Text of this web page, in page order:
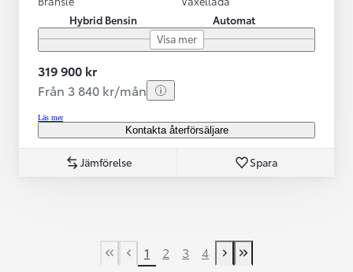
Hybrid Bensin
Automat
Visa mer
319 900 kr
Från 3 840 kr/mån
Läs mer
Kontakta återförsäljare
Jämförelse Spara
First Page
Previous page
1 2 3 4
Next page
Last Page